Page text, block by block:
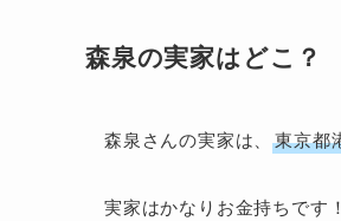
森泉の実家はどこ？
森泉さんの実家は、東京都
実家はかなりお金持ちです！